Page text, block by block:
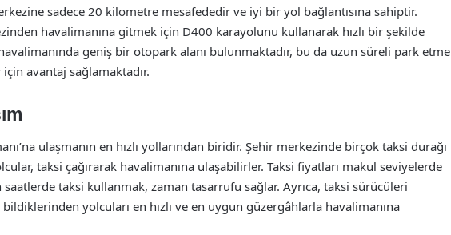
sadece 20 kilometre mesafededir ve iyi bir yol bağlantısına sahiptir.
havalimanına gitmek için D400 karayolunu kullanarak hızlı bir şekilde
geniş bir otopark alanı bulunmaktadır, bu da uzun süreli park etme
avantaj sağlamaktadır.
ulaşmanın en hızlı yollarından biridir. Şehir merkezinde birçok taksi durağı
taksi çağırarak havalimanına ulaşabilirler. Taksi fiyatları makul seviyelerde
taksi kullanmak, zaman tasarrufu sağlar. Ayrıca, taksi sürücüleri
yolcuları en hızlı ve en uygun güzergâhlarla havalimanına